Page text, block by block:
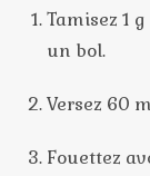
Tamisez 1
un bol.
Versez 60
Fouettez